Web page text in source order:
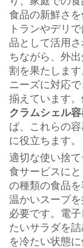
食品の新鮮さ
トランやデリ
品として活用
ちながら、外
割を果たしま
ニーズに対応
揃えています
クラムシェル
ば、これらの
に役立ちます。
適切な使い捨
食サービスに
の種類の食品を
温かいスープ
必要です。電
たいサラダを
を冷たい状態